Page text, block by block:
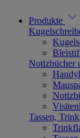
Produkte
Notizbücher
Tassen,